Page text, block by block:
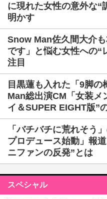
に現れた女性の意外な“
明かす
Snow Man佐久間大介
です」と悩む女性への“
注目
目黒蓮も入れた「9脚
Man総出演CM「女装メ
イ＆SUPER EIGHT版”
「バチバチに荒れそう
プロデュース始動」報
ニファンの反発”とは
スペシャル